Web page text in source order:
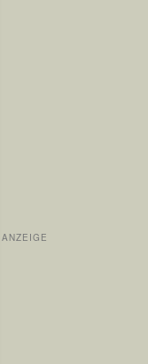
ANZEIGE